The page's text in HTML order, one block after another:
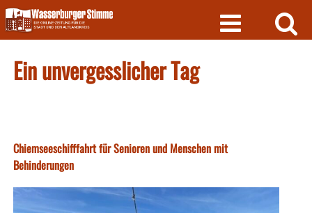
Skip
to
content
Ein unvergesslicher Tag
Chiemseeschifffahrt für Senioren und Menschen mit
Behinderungen